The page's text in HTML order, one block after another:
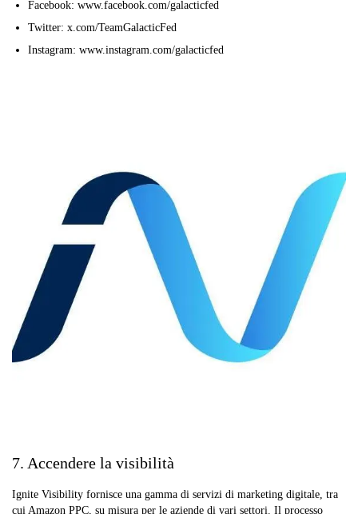
Facebook: www.facebook.com/galacticfed
Twitter: x.com/TeamGalacticFed
Instagram: www.instagram.com/galacticfed
7. Accendere la visibilità
Ignite Visibility fornisce una gamma di servizi di marketing digitale, tra
cui Amazon PPC, su misura per le aziende di vari settori. Il processo